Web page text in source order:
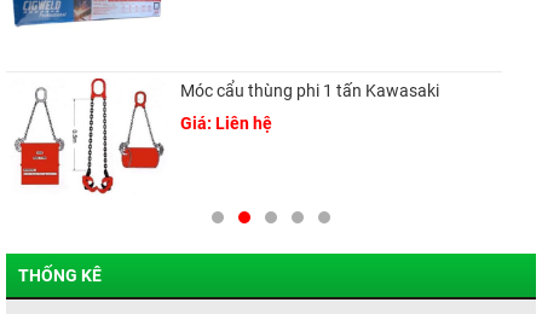
Móc cẩu thùng phi 1 tấn Kawasaki
Giá: Liên hệ
THỐNG KÊ